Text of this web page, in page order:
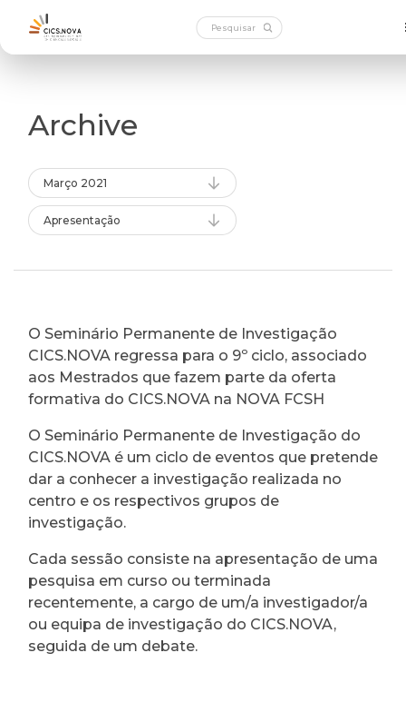
Archive
Março 2021
Apresentação
O Seminário Permanente de Investigação
CICS.NOVA regressa para o 9º ciclo, associado
aos Mestrados que fazem parte da oferta
formativa do CICS.NOVA na NOVA FCSH
O Seminário Permanente de Investigação do
CICS.NOVA é um ciclo de eventos que pretende
dar a conhecer a investigação realizada no
centro e os respectivos grupos de
investigação.
Cada sessão consiste na apresentação de uma
pesquisa em curso ou terminada
recentemente, a cargo de um/a investigador/a
ou equipa de investigação do CICS.NOVA,
seguida de um debate.